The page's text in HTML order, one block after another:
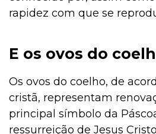
rapidez com que se
E os ovos do
Os ovos do coelho, de
cristã, representam
principal símbolo da
ressurreição de Jesus